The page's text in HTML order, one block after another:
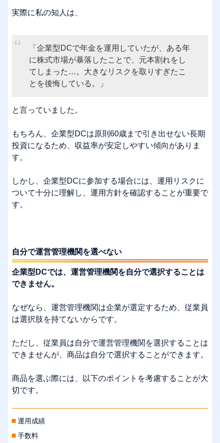
実際に私の知人は、
「企業型DCで年金を運用していたが、ある年
に株式市場が暴落したことで、元本割れをし
てしまった…。大きなリスクを取りすぎたこ
とを後悔している。」
と言っていました。
もちろん、企業型DCは原則60歳まで引き出せない長期
投資になるため、収益率が安定しやすい傾向がありま
す。
しかし、企業型DCに参加する場合には、運用リスクに
ついて十分に理解し、運用方針を確認することが重要で
す。
自分で運営管理機関を選べない
企業型DCでは、運営管理機関を自分で選択することは
できません。
なぜなら、運営管理機関は企業が選定するため、従業員
は選択肢を持てないからです。
ただし、従業員は自分で運営管理機関を選択することは
できませんが、商品は自分で選択することができます。
商品を選ぶ際には、以下のポイントを考慮することが大
切です。
運用成績
手数料